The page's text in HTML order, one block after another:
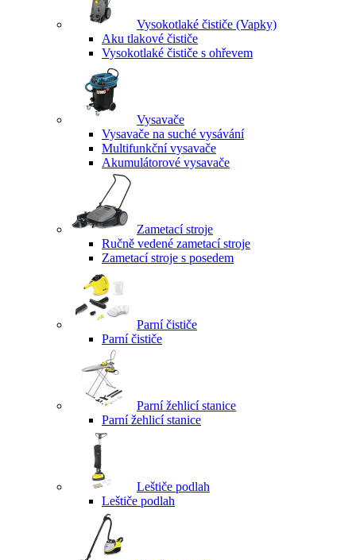
Vysokotlaké čističe (Vapky)
Aku tlakové čističe
Vysokotlaké čističe s ohřevem
Vysavače
Vysavače na suché vysávání
Multifunkční vysavače
Akumulátorové vysavače
Zametací stroje
Ručně vedené zametací stroje
Zametací stroje s posedem
Parní čističe
Parní čističe
Parní žehlicí stanice
Parní žehlicí stanice
Leštiče podlah
Leštiče podlah